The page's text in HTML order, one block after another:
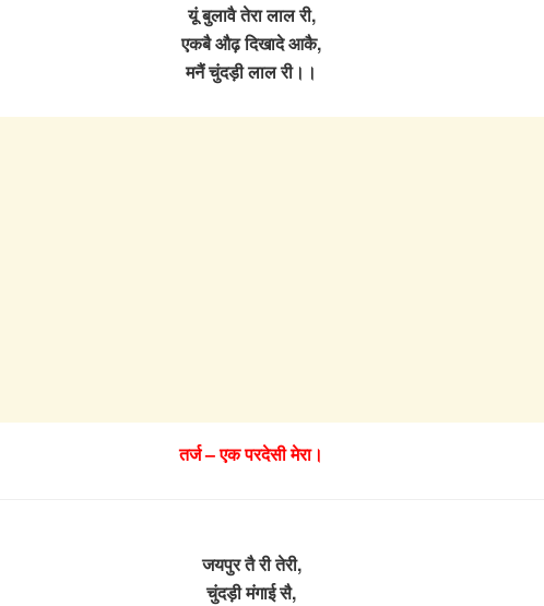
यूं बुलावै तेरा लाल री,
एकबै औढ़ दिखादे आकै,
मनैं चुंदड़ी लाल री।।
तर्ज – एक परदेसी मेरा।
जयपुर तै री तेरी,
चुंदड़ी मंगाई सै,